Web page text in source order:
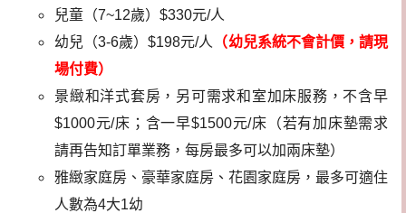
兒童（7~12歲）$330元/人
幼兒（3-6歲）$198元/人
（幼兒系統不會計價，請現
場付費）
景緻和洋式套房，另可需求和室加床服務，不含早
$1000元/床；含一早$1500元/床（若有加床墊需求
請再告知訂單業務，每房最多可以加兩床墊）
雅緻家庭房、豪華家庭房、花園家庭房，最多可適住
人數為4大1幼